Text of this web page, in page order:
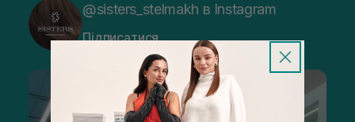
@sisters_stelmakh в Instagram
Підписатися